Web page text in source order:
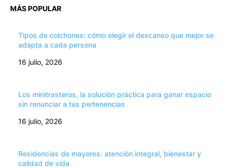
MÁS POPULAR
Tipos de colchones: cómo elegir el descanso que mejor se
adapta a cada persona
16 julio, 2026
Los minitrasteros, la solución práctica para ganar espacio
sin renunciar a tus pertenencias
16 julio, 2026
Residencias de mayores: atención integral, bienestar y
calidad de vida